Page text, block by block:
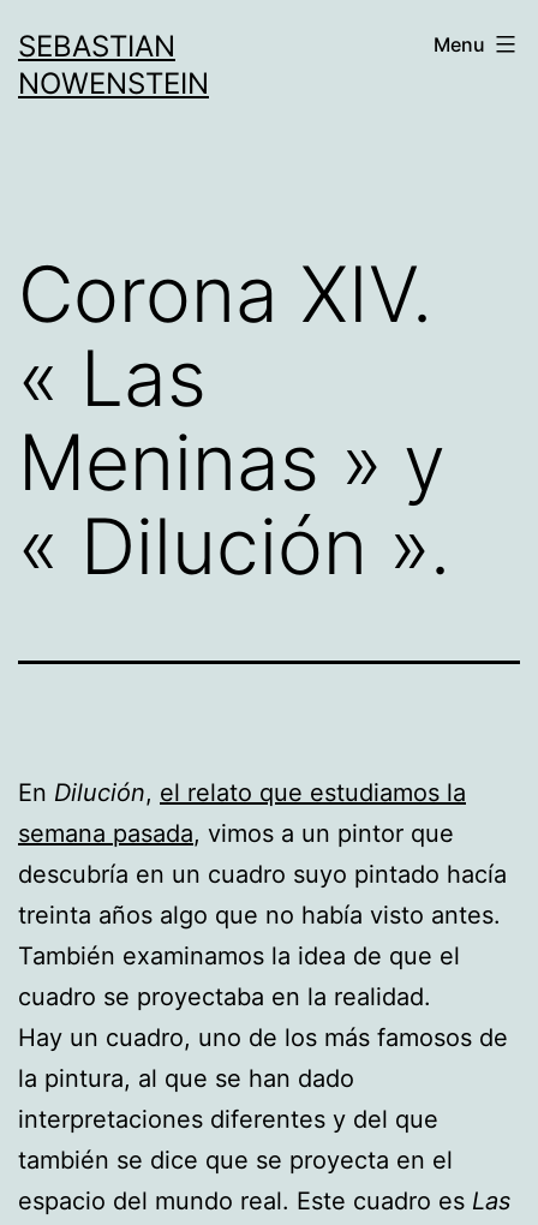
au
contenu
SEBASTIAN
NOWENSTEIN
Menu
Corona XIV.
« Las
Meninas » y
« Dilución ».
En Dilución, el relato que estudiamos la
semana pasada, vimos a un pintor que
descubría en un cuadro suyo pintado hacía
treinta años algo que no había visto antes.
También examinamos la idea de que el
cuadro se proyectaba en la realidad.
Hay un cuadro, uno de los más famosos de
la pintura, al que se han dado
interpretaciones diferentes y del que
también se dice que se proyecta en el
espacio del mundo real. Este cuadro es Las